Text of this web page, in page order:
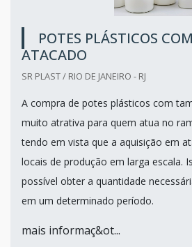
POTES PLÁSTICOS
ATACADO
SR PLAST / RIO DE JANEIRO - RJ
A compra de potes plásticos com
muito atrativa para quem atua no
tendo em vista que a aquisição em
locais de produção em larga escala.
possível obter a quantidade
em um determinado período.
mais informaç&ot...